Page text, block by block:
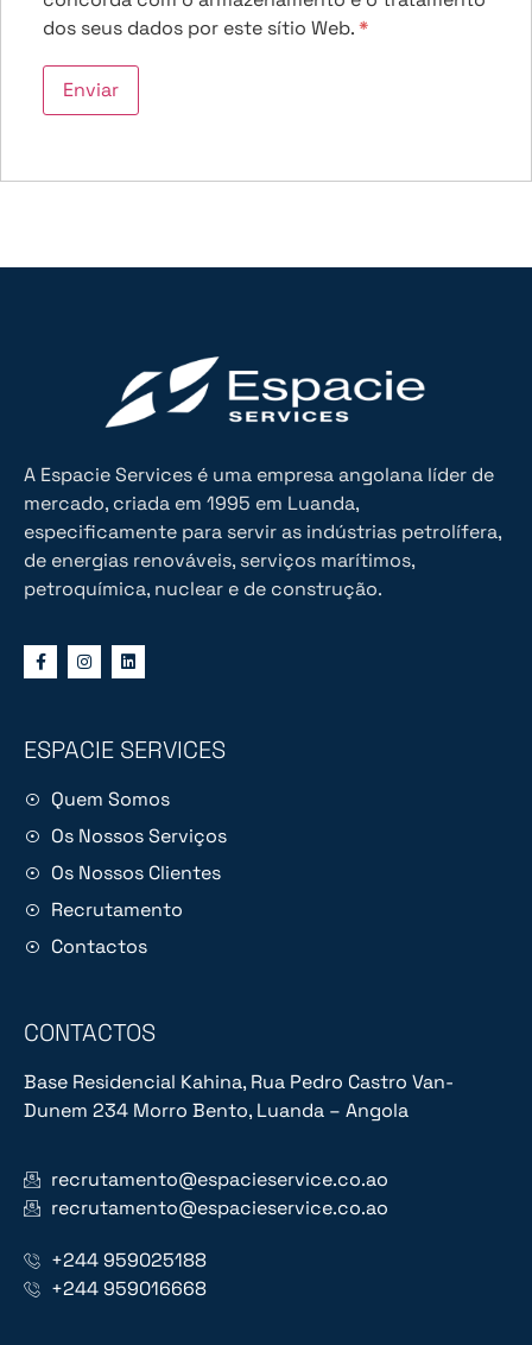
dos seus dados por este sítio Web.*
A Espacie Services é uma empresa angolana líder de
mercado, criada em 1995 em Luanda,
especificamente para servir as indústrias petrolífera,
de energias renováveis, serviços marítimos,
petroquímica, nuclear e de construção.
ESPACIE SERVICES
Quem Somos
Os Nossos Serviços
Os Nossos Clientes
Recrutamento
Contactos
CONTACTOS
Base Residencial Kahina, Rua Pedro Castro Van-
Dunem 234 Morro Bento, Luanda – Angola
recrutamento@espacieservice.co.ao
recrutamento@espacieservice.co.ao
+244 959025188
+244 959016668